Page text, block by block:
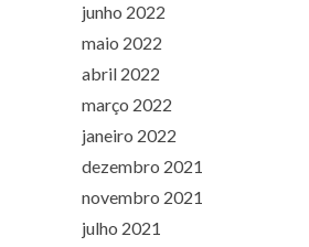
junho 2022
maio 2022
abril 2022
março 2022
janeiro 2022
dezembro 2021
novembro 2021
julho 2021